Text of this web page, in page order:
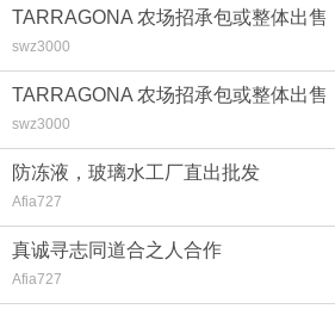
TARRAGONA 农场招承包或整体出售
swz3000
TARRAGONA 农场招承包或整体出售
swz3000
防冻液，玻璃水工厂直出批发
Afia727
真诚寻志同道合之人合作
Afia727